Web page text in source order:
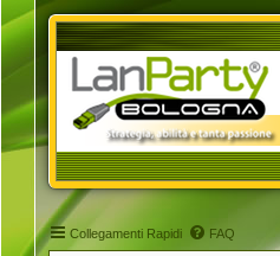
Collegamenti Rapidi FAQ